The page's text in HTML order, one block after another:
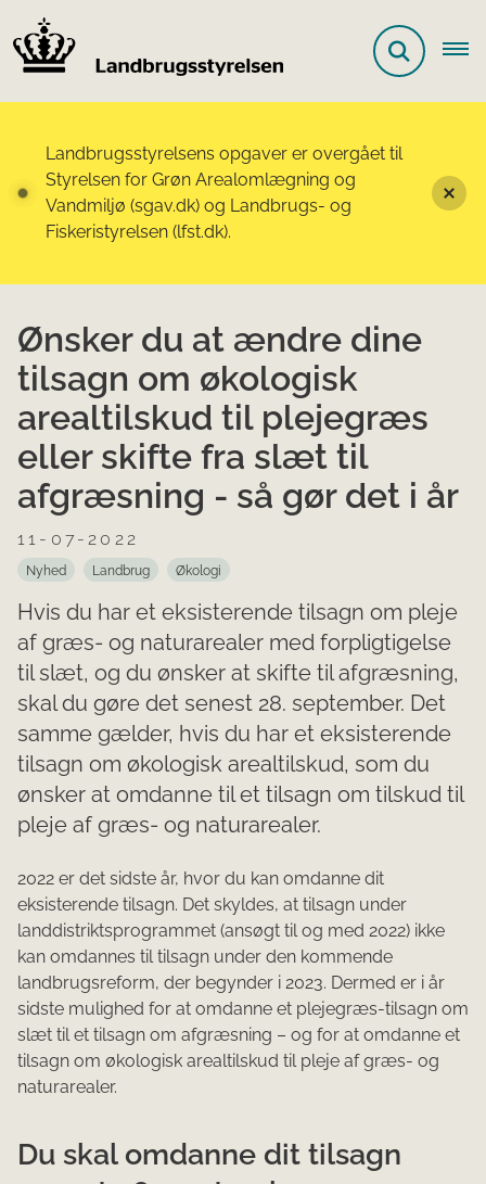
Landbrugsstyrelsens opgaver er overgået til
Styrelsen for Grøn Arealomlægning og
Vandmiljø (sgav.dk) og Landbrugs- og
Fiskeristyrelsen (lfst.dk).
Ønsker du at ændre dine
tilsagn om økologisk
arealtilskud til plejegræs
eller skifte fra slæt til
afgræsning - så gør det i år
11-07-2022
Nyhed Landbrug Økologi
Hvis du har et eksisterende tilsagn om pleje
af græs- og naturarealer med forpligtigelse
til slæt, og du ønsker at skifte til afgræsning,
skal du gøre det senest 28. september. Det
samme gælder, hvis du har et eksisterende
tilsagn om økologisk arealtilskud, som du
ønsker at omdanne til et tilsagn om tilskud til
pleje af græs- og naturarealer.
2022 er det sidste år, hvor du kan omdanne dit
eksisterende tilsagn. Det skyldes, at tilsagn under
landdistriktsprogrammet (ansøgt til og med 2022) ikke
kan omdannes til tilsagn under den kommende
landbrugsreform, der begynder i 2023. Dermed er i år
sidste mulighed for at omdanne et plejegræs-tilsagn om
slæt til et tilsagn om afgræsning – og for at omdanne et
tilsagn om økologisk arealtilskud til pleje af græs- og
naturarealer.
Du skal omdanne dit tilsagn